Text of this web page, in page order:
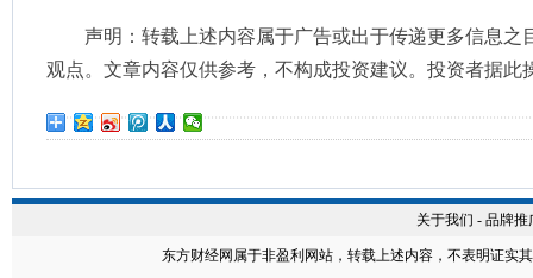
声明：转载上述内容属于广告或出于传递更多信息之
观点。文章内容仅供参考，不构成投资建议。投资者据此
关于我们 - 品牌推
东方财经网 属于非盈利网站，转载上述内容，不表明证实